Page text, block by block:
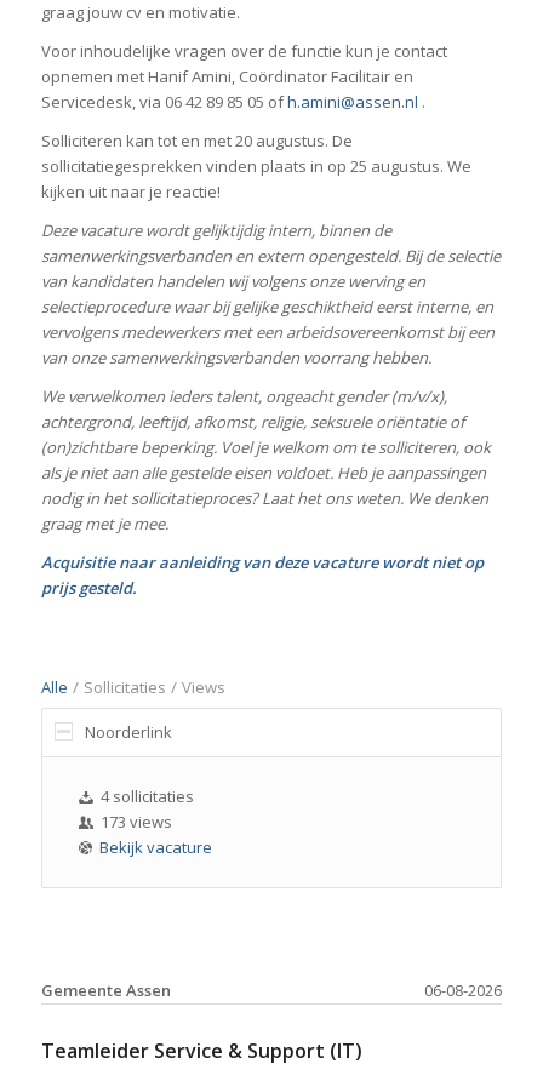
graag jouw cv en motivatie.
Voor inhoudelijke vragen over de functie kun je contact
opnemen met Hanif Amini, Coördinator Facilitair en
Servicedesk, via 06 42 89 85 05 ofh.amini@assen.nl .
Solliciteren kan tot en met 20 augustus. De
sollicitatiegesprekken vinden plaats in op 25 augustus. We
kijken uit naar je reactie!
Deze vacature wordt gelijktijdig intern, binnen de
samenwerkingsverbanden en extern opengesteld. Bij de selectie
van kandidaten handelen wij volgens onze werving en
selectieprocedure waar bij gelijke geschiktheid eerst interne, en
vervolgens medewerkers met een arbeidsovereenkomst bij een
van onze samenwerkingsverbanden voorrang hebben.
We verwelkomen ieders talent, ongeacht gender (m/v/x),
achtergrond, leeftijd, afkomst, religie, seksuele oriëntatie of
(on)zichtbare beperking. Voel je welkom om te solliciteren, ook
als je niet aan alle gestelde eisen voldoet. Heb je aanpassingen
nodig in het sollicitatieproces? Laat het ons weten. We denken
graag met je mee.
Acquisitie naar aanleiding van deze vacature wordt niet op
prijs gesteld.
Alle / Sollicitaties / Views
Noorderlink
4 sollicitaties
173 views
Bekijk vacature
06-08-2026
Gemeente Assen
Teamleider Service & Support (IT)